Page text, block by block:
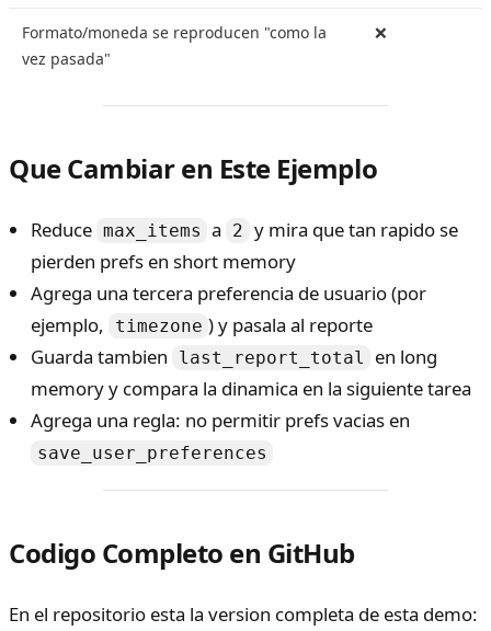
Formato/moneda se reproducen "como la
vez pasada"
❌
Que Cambiar en Este Ejemplo
Reduce max_items a 2 y mira que tan rapido se
pierden prefs en short memory
Agrega una tercera preferencia de usuario (por
ejemplo,
timezone ) y pasala al reporte
Guarda tambien
last_report_total
en long
memory y compara la dinamica en la siguiente tarea
Agrega una regla: no permitir prefs vacias en
save_user_preferences
Codigo Completo en GitHub
En el repositorio esta la version completa de esta demo: